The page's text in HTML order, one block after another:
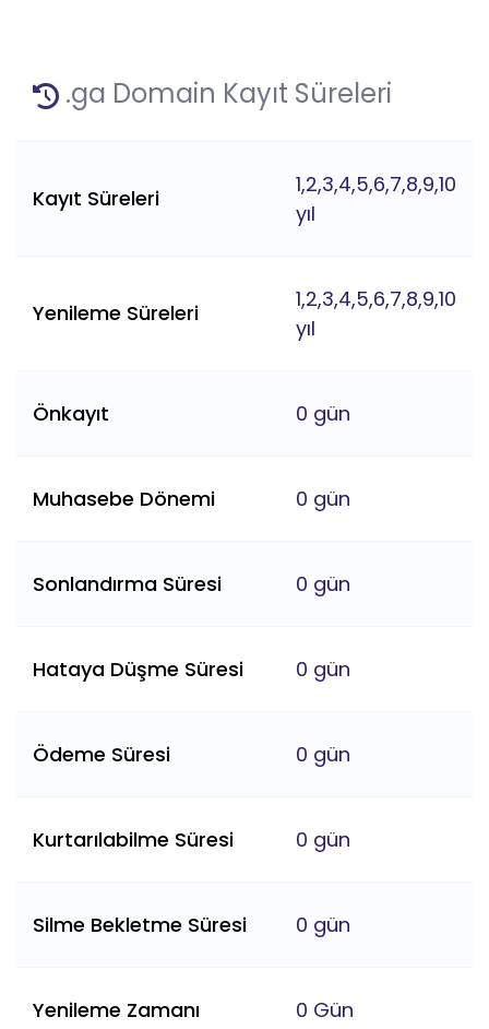
.ga Domain Kayıt Süreleri
Kayıt Süreleri
1,2,3,4,5,6,7,8,9,10
yıl
Yenileme Süreleri
1,2,3,4,5,6,7,8,9,10
yıl
Önkayıt 0 gün
Muhasebe Dönemi 0 gün
Sonlandırma Süresi 0 gün
Hataya Düşme Süresi 0 gün
Ödeme Süresi 0 gün
Kurtarılabilme Süresi 0 gün
Silme Bekletme Süresi 0 gün
Yenileme Zamanı 0 Gün